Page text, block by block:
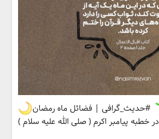
#حدیث_گرافی | فضائل ماه رمضان
در خطبه پیامبر اکرم ( صلی الله علیه سلام )